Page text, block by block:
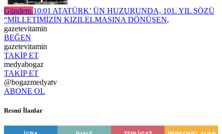
Gündem 10:01 ATATÜRK’ ÜN HUZURUNDA, 101. YIL SÖZÜ
“MİLLETİMİZİN KIZILELMASINA DÖNÜŞEN,
gazetevitamin
BEĞEN
gazetevitamin
TAKİP ET
medyabogaz
TAKİP ET
@bogazmedyatv
ABONE OL
Resmî İlanlar